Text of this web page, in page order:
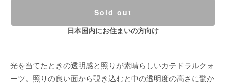
Sold out
日本国内にお住まいの方向け
光を当てたときの透明感と照りが素晴らしいカテドラルクォ
ーツ。照りの良い面から覗き込むと中の透明度の高さに驚か